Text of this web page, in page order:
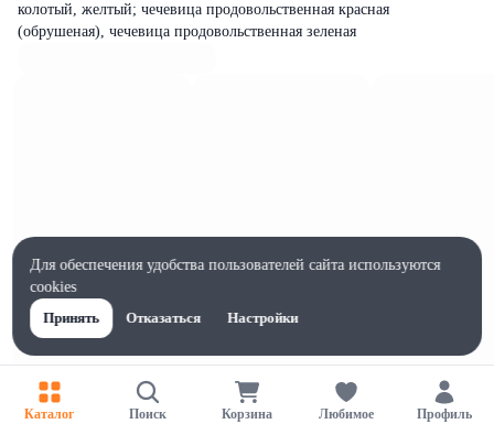
колотый, желтый; чечевица продовольственная красная
(обрушеная), чечевица продовольственная зеленая
Характеристики
Каталог Поиск Корзина Любимое Профиль
Для обеспечения удобства пользователей сайта используются
cookies
Принять
Отказаться Настройки